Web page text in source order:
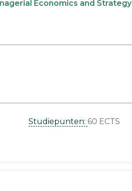
Economics and Strategy
Studiepunten: 60 ECTS